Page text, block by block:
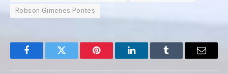
Robson Gimenes Pontes
FacebookTwitter Pinterest LinkedInTumblr Email